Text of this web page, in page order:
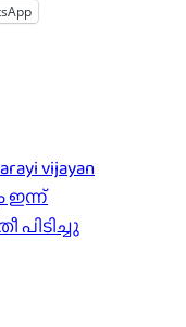
vijayan
ഇന്ന്
പിടിച്ചു